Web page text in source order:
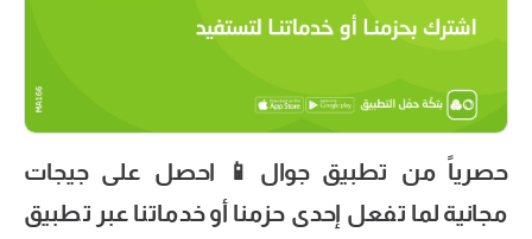
حصرياً من تطبيق جوال📱 احصل على جيجات
مجانية لما تفعل إحدى حزمنا أو خدماتنا عبر تطبيق